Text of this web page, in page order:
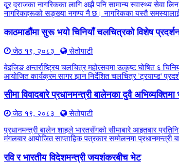
दूर दराजका नागरिकका लागि अझै पनि सामान्य स्वास्थ्य सेवा
नागरिकहरूको सङ्ख्या नगण्य नै छ। नागरिकका यस्तै
काठमाडौंमा सुरू भयो चिनियाँ चलचित्रको विशेष
जेठ १९, २०८३
सेतोपाटी
बेइजिङ अन्तर्राष्ट्रिय चलचित्र महोत्सवमा उत्कृष्ट घोषित ६
आयोजित कार्यक्रम सागर झान निर्देशित चलचित्र 'ट्रयाप्ड'
सीमा विवादबारे प्रधानमन्त्री बालेनका दुवै
जेठ १९, २०८३
सेतोपाटी
प्रधानमन्त्री बालेन शाहले भारतसँगको सीमाबारे आइतबार
मंगलबार आयोजित साप्ताहिक पत्रकार सम्मेलनमा प्रधानमन्त्री
रवि र भारतीय विदेशमन्त्री जयशंकरबीच भेट